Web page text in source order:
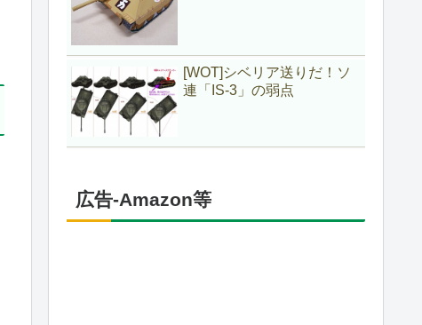
[WOT]シベリア送りだ！ソ
連「IS-3」の弱点
広告-Amazon等